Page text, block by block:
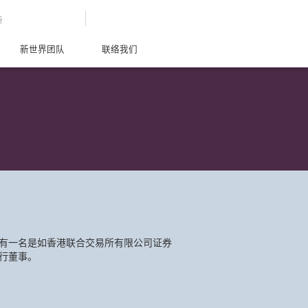
新世界团队 联络我们
一名是如香港联合交易所有限公司证券
董事。